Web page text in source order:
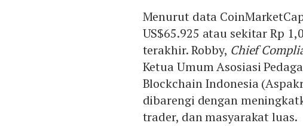
Menurut data
US$65.925 atau sekitar Rp
terakhir. Robby, Chief
Ketua Umum Asosiasi
Blockchain Indonesia
dibarengi dengan
trader, dan masyarakat luas.